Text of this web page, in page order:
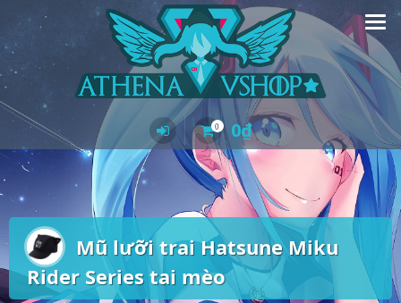
content
0 0₫
Mũ lưỡi trai Hatsune Miku
Rider Series tai mèo